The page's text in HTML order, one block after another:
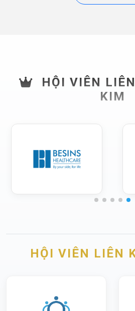
HỘI VIÊN
KIM
HỘI VIÊN LIÊN